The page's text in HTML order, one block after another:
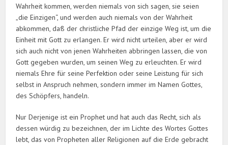
Wahrheit kommen, werden niemals von sich sagen, sie seien
„die Einzigen“, und werden auch niemals von der Wahrheit
abkommen, daß der christliche Pfad der einzige Weg ist, um die
Einheit mit Gott zu erlangen. Er wird nicht urteilen, aber er wird
sich auch nicht von jenen Wahrheiten abbringen lassen, die von
Gott gegeben wurden, um seinen Weg zu erleuchten. Er wird
niemals Ehre für seine Perfektion oder seine Leistung für sich
selbst in Anspruch nehmen, sondern immer im Namen Gottes,
des Schöpfers, handeln.
Nur Derjenige ist ein Prophet und hat auch das Recht, sich als
dessen würdig zu bezeichnen, der im Lichte des Wortes Gottes
lebt, das von Propheten aller Religionen auf die Erde gebracht